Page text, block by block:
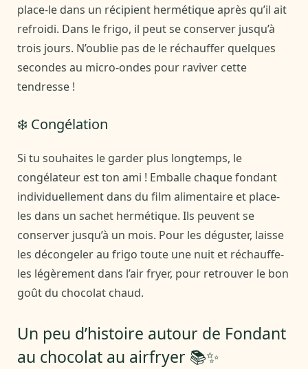
place-le dans un récipient hermétique après qu’il ait
refroidi. Dans le frigo, il peut se conserver jusqu’à
trois jours. N’oublie pas de le réchauffer quelques
secondes au micro-ondes pour raviver cette
tendresse !
❄️ Congélation
Si tu souhaites le garder plus longtemps, le
congélateur est ton ami ! Emballe chaque fondant
individuellement dans du film alimentaire et place-
les dans un sachet hermétique. Ils peuvent se
conserver jusqu’à un mois. Pour les déguster, laisse
les décongeler au frigo toute une nuit et réchauffe-
les légèrement dans l’air fryer, pour retrouver le bon
goût du chocolat chaud.
Un peu d’histoire autour de Fondant
au chocolat au airfryer 📚✨